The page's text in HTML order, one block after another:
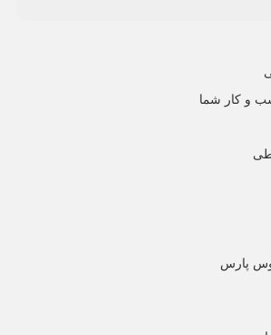
و کار شما
پارس